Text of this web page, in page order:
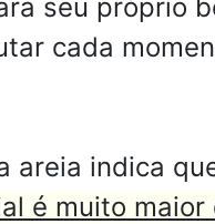
seu próprio
cada
areia indica
é muito